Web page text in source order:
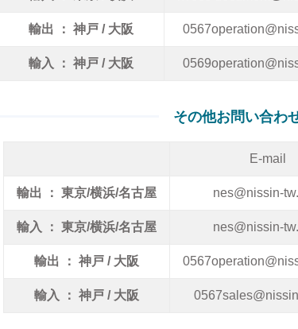
輸出 ： 神戸 / 大阪
輸入 ： 神戸 / 大阪
その他お問い合わ
E-mail
輸出 ： 東京/横浜/名古屋 nes@nissin-
輸入 ： 東京/横浜/名古屋 nes@nissin-
輸出 ： 神戸 / 大阪
輸入 ： 神戸 / 大阪